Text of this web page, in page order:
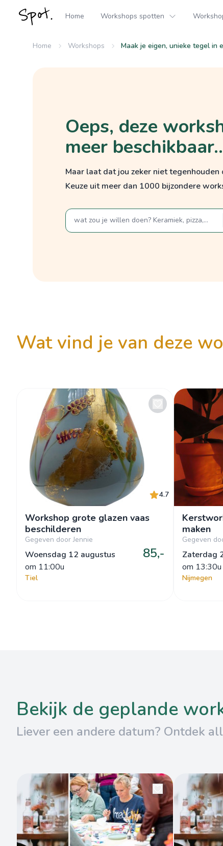
Home Workshops spotten
Home Workshops Maak je eigen, unieke tegel in
Oeps, deze
meer
Maar laat dat jou zeker niet
Keuze uit meer dan 1000 bijzondere
zoek op een term
wat vind je van deze
4.7
Workshop grote glazen vaas
beschilderen
Gegeven door Jennie
Woensdag 12 augustus
om 11:00u
85,-
Tiel
maken
Gegeven
Zaterdag
om 13:30u
Nijmegen
bekijk de geplande
Liever een andere datum? Ontdek